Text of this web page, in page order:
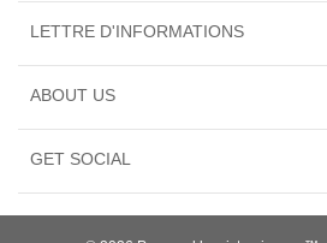
LETTRE D'INFORMATIONS
ABOUT US
GET SOCIAL